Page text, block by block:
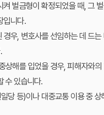
벌금형이 확정되었을 때, 그
입니다.
우, 변호사를 선임하는 데 드
상해를 입었을 경우, 피해자와
수 있습니다.
당 등)이나 대중교통 이용 중